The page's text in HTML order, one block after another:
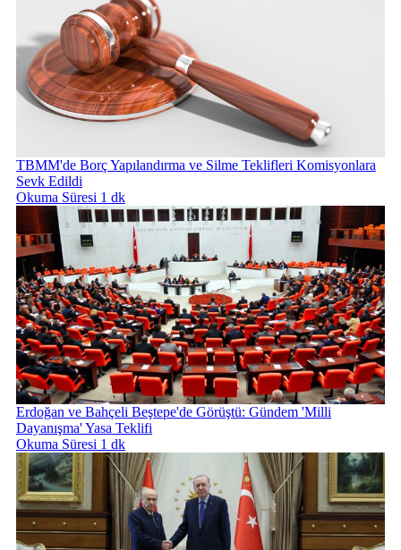
TBMM'de Borç Yapılandırma ve Silme Teklifleri Komisyonlara
Sevk Edildi
Okuma Süresi 1 dk
Erdoğan ve Bahçeli Beştepe'de Görüştü: Gündem 'Milli
Dayanışma' Yasa Teklifi
Okuma Süresi 1 dk